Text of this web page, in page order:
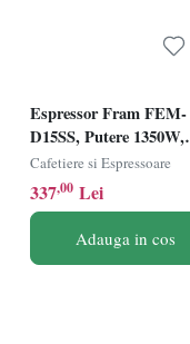
Espressor Fram FEM-
D15SS, Putere 1350W,
Rezervor 1.2L, Sistem de
spumare, 15bar, Inox
Cafetiere si Espressoare
337,00 Lei
Adauga in cos